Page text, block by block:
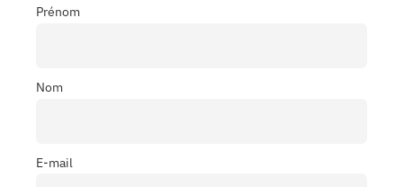
Prénom
Nom
E-mail